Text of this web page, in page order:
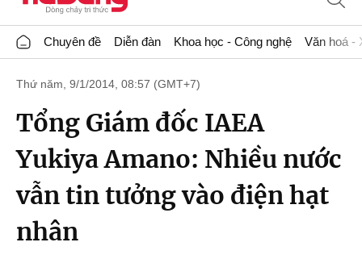
Chuyên đề Diễn đàn Khoa học - Công nghệ Văn hoá -
Thứ năm, 9/1/2014, 08:57 (GMT+7)
Tổng Giám đốc IAEA
Yukiya Amano: Nhiều nước
vẫn tin tưởng vào điện hạt
nhân